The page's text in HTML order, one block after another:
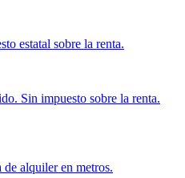
estatal sobre la renta.
Sin impuesto sobre la renta.
alquiler en metros.